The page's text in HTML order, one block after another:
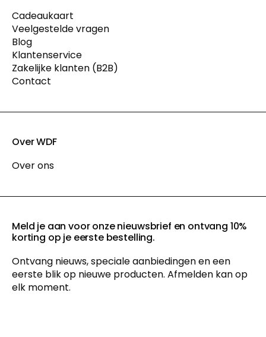
Cadeaukaart
Veelgestelde vragen
Blog
Klantenservice
Zakelijke klanten (B2B)
Contact
Over WDF
Over ons
Meld je aan voor onze nieuwsbrief en ontvang 10%
korting op je eerste bestelling.
Ontvang nieuws, speciale aanbiedingen en een
eerste blik op nieuwe producten. Afmelden kan op
elk moment.